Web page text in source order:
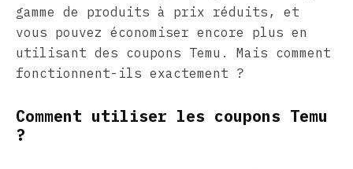
gamme de produits à prix réduits, et
vous pouvez économiser encore plus en
utilisant des coupons Temu. Mais comment
fonctionnent-ils exactement ?
Comment utiliser les coupons Temu
?